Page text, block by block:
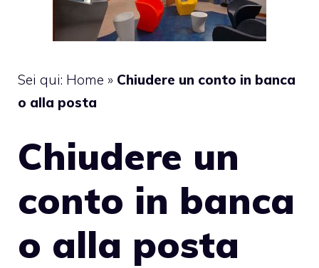
Sei qui: Home » Chiudere un conto in banca
o alla posta
Chiudere un
conto in banca
o alla posta